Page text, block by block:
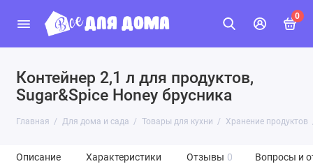
0
Контейнер 2,1 л для продуктов,
Sugar&Spice Honey брусника
Главная Для дома и сада Товары для кухни Хранение продуктов
Описание Характеристики Отзывы 0 Вопросы и